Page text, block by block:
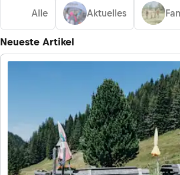
Alle Aktuelles
Neueste Artikel